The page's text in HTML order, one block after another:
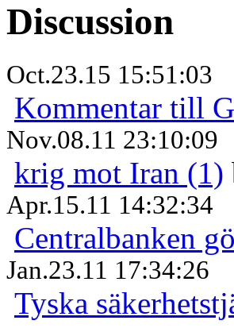
Discussion
Oct.23.15 15:51:03
Kommentar till
Nov.08.11 23:10:09
krig mot Iran (1)
Apr.15.11 14:32:34
Centralbanken
Jan.23.11 17:34:26
Tyska